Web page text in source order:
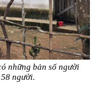
những bản số người
người.